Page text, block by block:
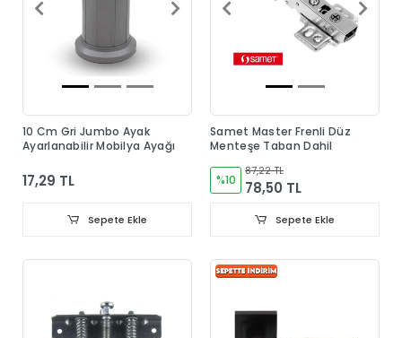
10 Cm Gri Jumbo Ayak
Ayarlanabilir Mobilya Ayağı
17,29 TL
Sepete Ekle
Samet Master Frenli Düz
Menteşe Taban Dahil
%10
87,22 TL
78,50 TL
Sepete Ekle